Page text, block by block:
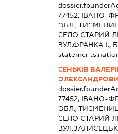
77452, ІВАНО-
ОБЛ.,
СЕЛО СТАРИЙ
ВУЛ.ФРАНКА І.,
СЕНЬКІВ
77452, ІВАНО-
ОБЛ.,
СЕЛО СТАРИЙ